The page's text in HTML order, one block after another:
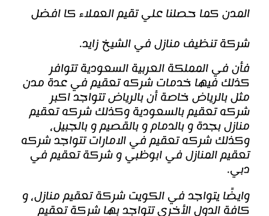
المدن كما حصلنا علي تقيم العملاء كاافضل
شركة تنظيف منازل في الشيخ زايد.
فأن في المملكة العربية السعودية تتوافر
كذلك فيها خدماتشركه تعقيمفي عدة مدن
مثل بالرياض خاصة أن بالرياض تتواجد اكبر
شركه تعقيم بالسعودية وكذلك شركه تعقيم
منازل بجدة و بالدمام و بالقصيم و بالجبيل،
وكذلك شركه تعقيم في الامارات تتواجد شركه
تعقيم المنازل في ابوظبي و شركة تعقيم في
دبي.
وايضًا يتواجد في الكويت شركة تعقيم منازل، و
كافة الدول الأخرى تتواجد بها شركة تعقيم